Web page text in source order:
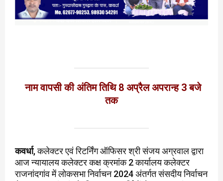
नाम वापसी की अंतिम तिथि 8 अप्रैल अपरान्ह 3 बजे
तक
कवर्धा, कलेक्टर एवं रिटर्निंग ऑफिसर श्री संजय अग्रवाल द्वारा
आज न्यायालय कलेक्टर कक्ष क्रमांक 2 कार्यालय कलेक्टर
राजनांदगांव में लोकसभा निर्वाचन 2024 अंतर्गत संसदीय निर्वाचन